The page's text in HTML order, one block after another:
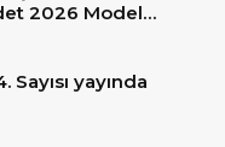
2026 Model
yayında